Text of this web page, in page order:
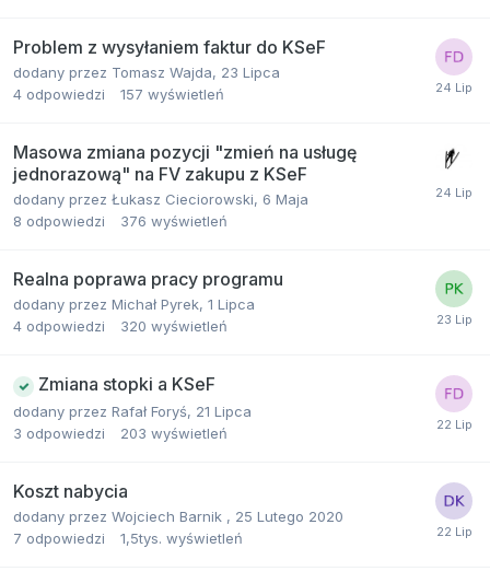
Problem z wysyłaniem faktur do KSeF
dodany przez Tomasz Wajda, 23 Lipca
4 odpowiedzi 157 wyświetleń
Masowa zmiana pozycji "zmień na usługę
jednorazową" na FV zakupu z KSeF
dodany przez Łukasz Cieciorowski, 6 Maja
8 odpowiedzi 376 wyświetleń
Realna poprawa pracy programu
dodany przez Michał Pyrek, 1 Lipca
4 odpowiedzi 320 wyświetleń
Zmiana stopki a KSeF
dodany przez Rafał Foryś, 21 Lipca
3 odpowiedzi 203 wyświetleń
Koszt nabycia
dodany przez Wojciech Barnik , 25 Lutego 2020
7 odpowiedzi 1,5tys. wyświetleń